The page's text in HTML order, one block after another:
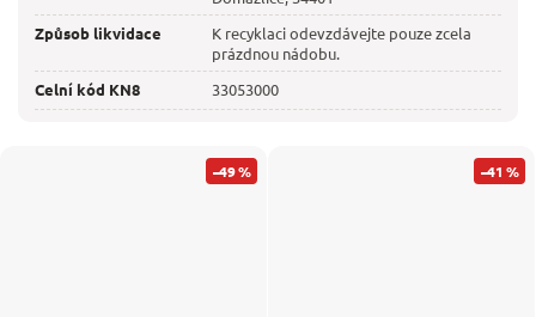
Způsob likvidace
K recyklaci odevzdávejte pouze zcela
prázdnou nádobu.
Celní kód KN8
33053000
–49 % –41 %